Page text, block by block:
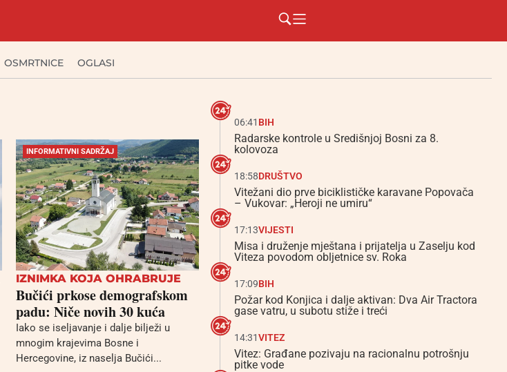
OSMRTNICE OGLASI
INFORMATIVNI SADRŽAJ
IZNIMKA KOJA OHRABRUJE
Bučići prkose demografskom
padu: Niče novih 30 kuća
Iako se iseljavanje i dalje bilježi u
mnogim krajevima Bosne i
Hercegovine, iz naselja Bučići...
06:41 BIH
Radarske kontrole u Središnjoj Bosni za 8.
kolovoza
18:58DRUŠTVO
Vitežani dio prve biciklističke karavane Popovača
– Vukovar: „Heroji ne umiru“
17:13VIJESTI
Misa i druženje mještana i prijatelja u Zaselju kod
Viteza povodom obljetnice sv. Roka
17:09BIH
Požar kod Konjica i dalje aktivan: Dva Air Tractora
gase vatru, u subotu stiže i treći
14:31VITEZ
Vitez: Građane pozivaju na racionalnu potrošnju
pitke vode